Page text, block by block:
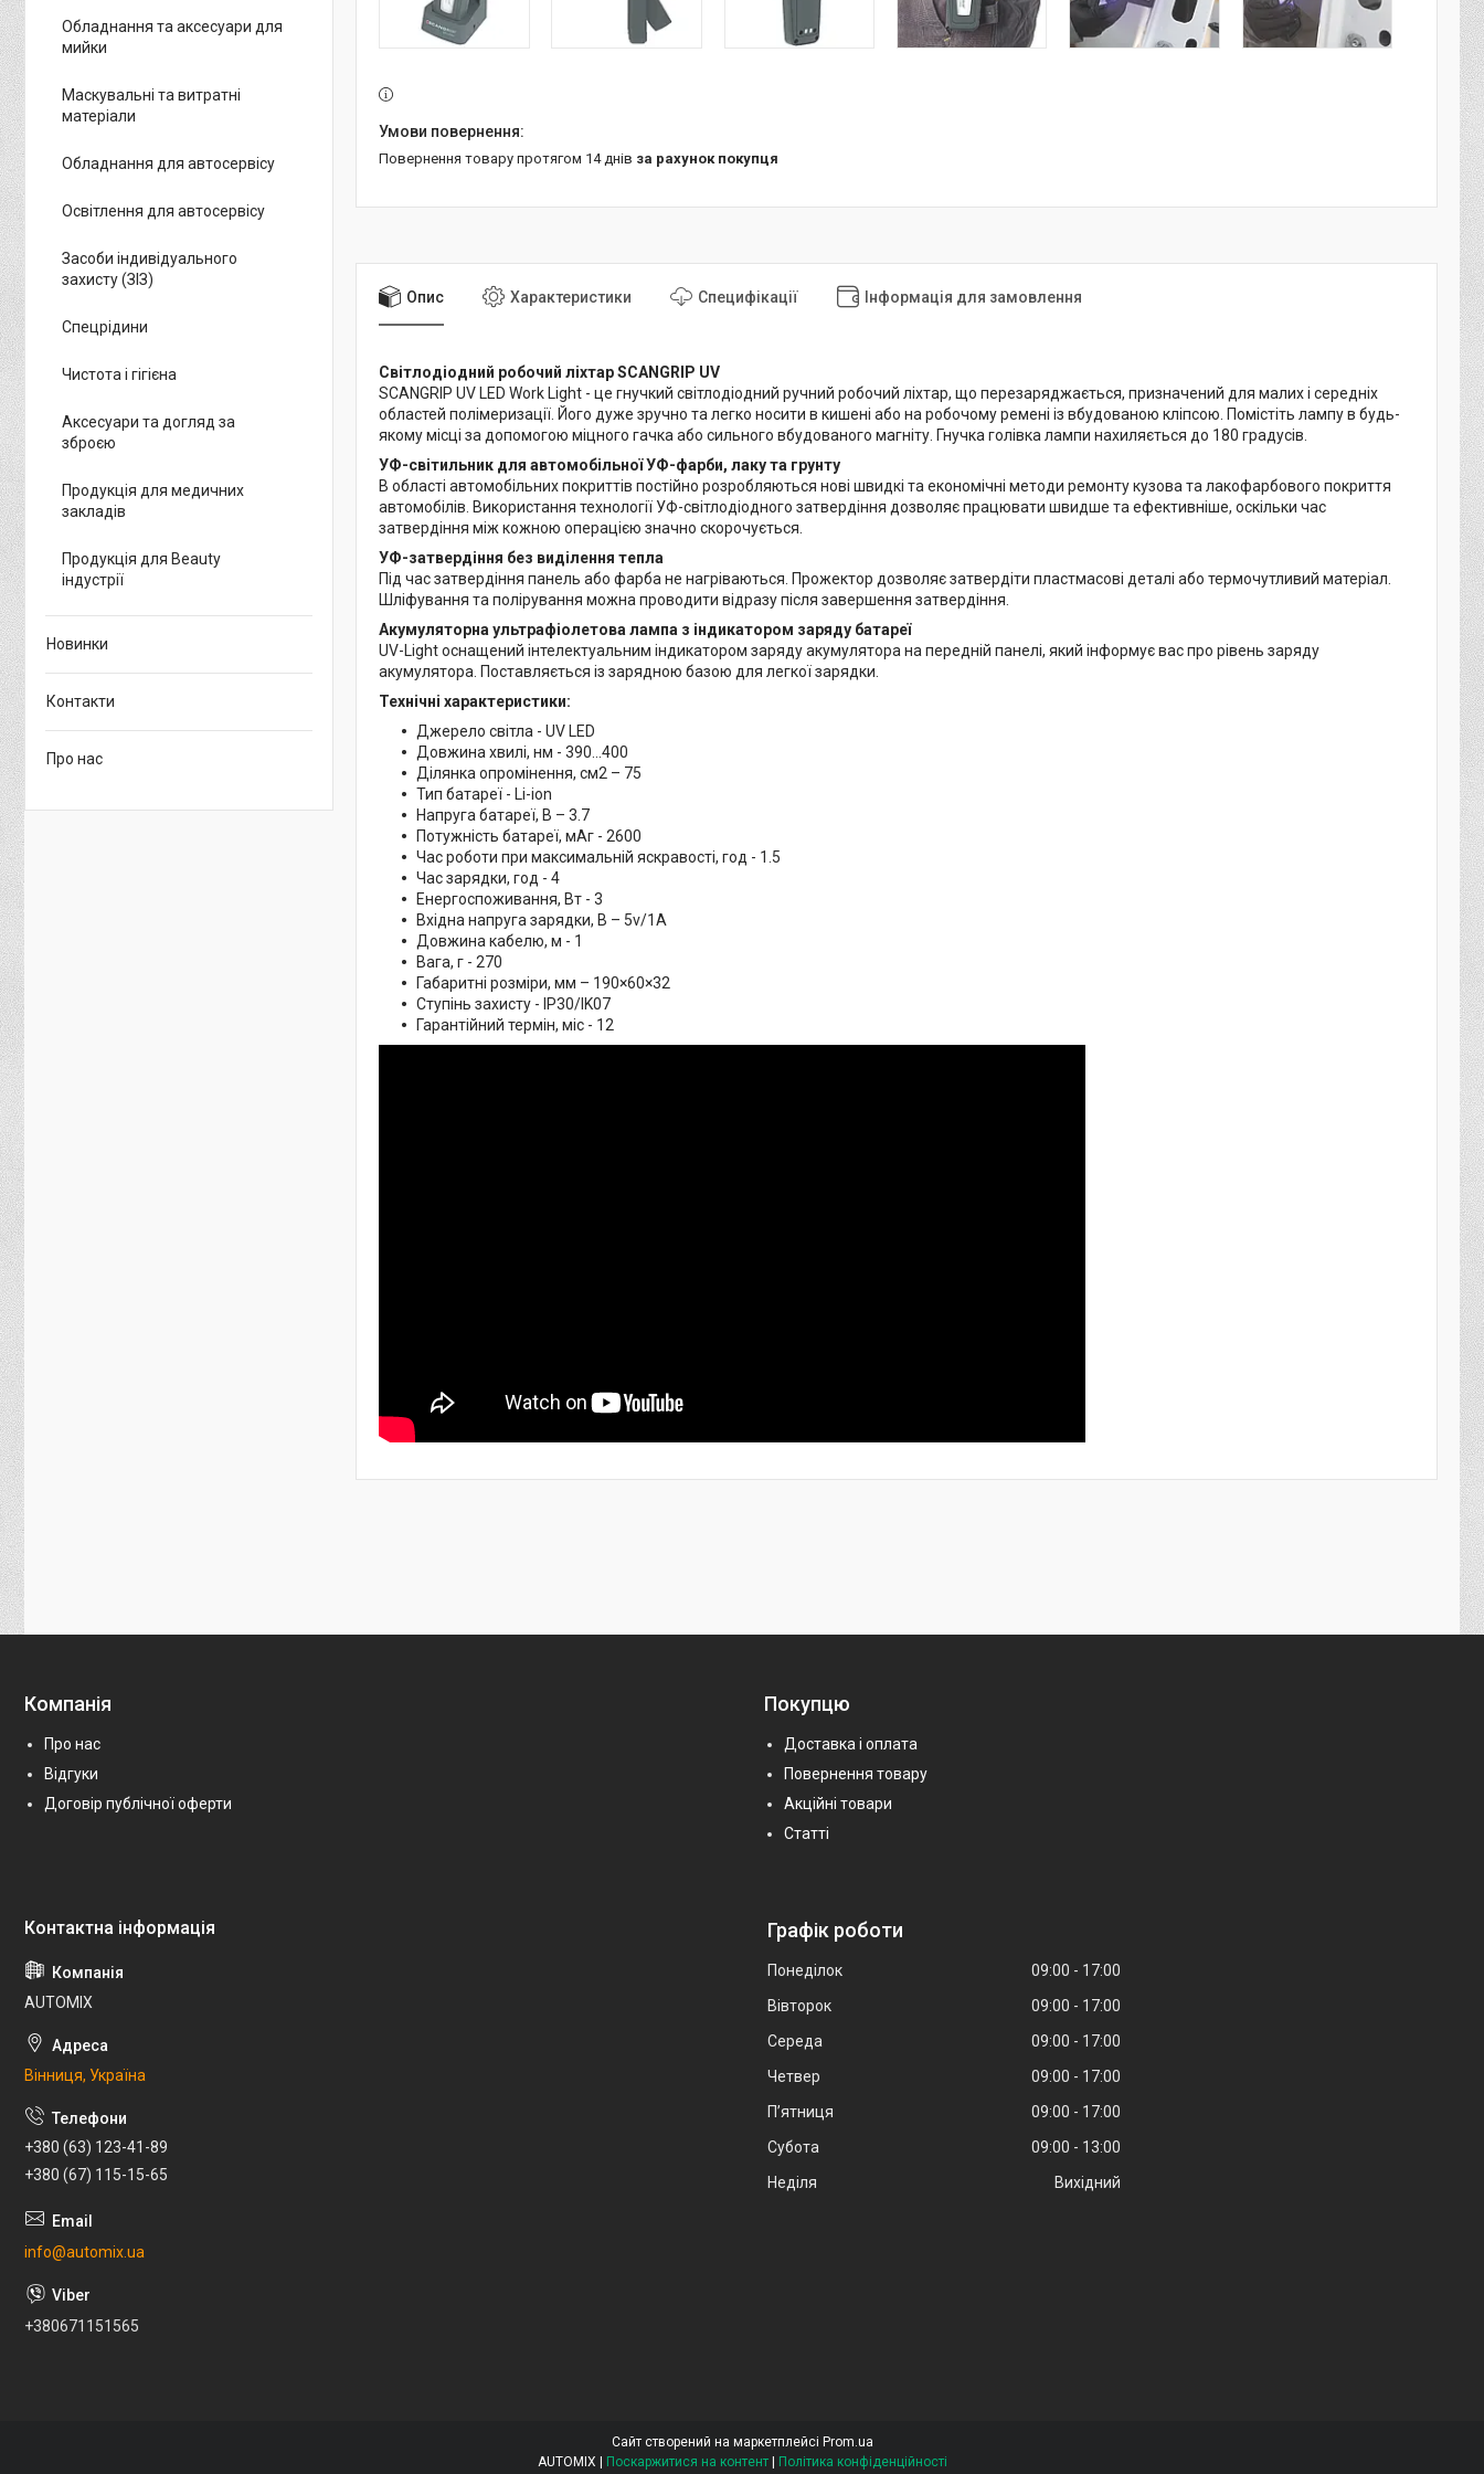
повернення товару протягом 14 днів за рахунок покупця
Опис Характеристики Специфікації Інформація для замовлення
Світлодіодний робочий ліхтар SCANGRIP UV
SCANGRIP UV LED Work Light - це гнучкий світлодіодний ручний робочий ліхтар, що перезаряджається, призначений для малих і середніх
областей полімеризації. Його дуже зручно та легко носити в кишені або на робочому ремені із вбудованою кліпсою. Помістіть лампу в будь-
якому місці за допомогою міцного гачка або сильного вбудованого магніту. Гнучка голівка лампи нахиляється до 180 градусів.
УФ-світильник для автомобільної УФ-фарби, лаку та грунту
В області автомобільних покриттів постійно розробляються нові швидкі та економічні методи ремонту кузова та лакофарбового покриття
автомобілів. Використання технології УФ-світлодіодного затвердіння дозволяє працювати швидше та ефективніше, оскільки час
затвердіння між кожною операцією значно скорочується.
УФ-затвердіння без виділення тепла
Під час затвердіння панель або фарба не нагріваються. Прожектор дозволяє затвердіти пластмасові деталі або термочутливий матеріал.
Шліфування та полірування можна проводити відразу після завершення затвердіння.
Акумуляторна ультрафіолетова лампа з індикатором заряду батареї
UV-Light оснащений інтелектуальним індикатором заряду акумулятора на передній панелі, який інформує вас про рівень заряду
акумулятора. Поставляється із зарядною базою для легкої зарядки.
Технічні характеристики:
Джерело світла - UV LED
Довжина хвилі, нм - 390...400
Ділянка опромінення, см2 – 75
Тип батареї - Li-ion
Напруга батареї, В – 3.7
Потужність батареї, мАг - 2600
Час роботи при максимальній яскравості, год - 1.5
Час зарядки, год - 4
Енергоспоживання, Вт - 3
Вхідна напруга зарядки, В – 5v/1A
Довжина кабелю, м - 1
Вага, г - 270
Габаритні розміри, мм – 190×60×32
Ступінь захисту - IP30/IK07
Гарантійний термін, міс - 12
Обладнання та аксесуари для
мийки
Маскувальні та витратні
матеріали
Обладнання для автосервісу
Освітлення для автосервісу
Засоби індивідуального
захисту (ЗІЗ)
Спецрідини
Чистота і гігієна
Аксесуари та догляд за
зброєю
Продукція для медичних
закладів
Продукція для Beauty
індустрії
Новинки
Контакти
Про нас
Компанія
Про нас
Відгуки
Договір публічної оферти
Покупцю
Доставка і оплата
Повернення товару
Акційні товари
Статті
AUTOMIX
Вінниця, Україна
+380 (63) 123-41-89
+380 (67) 115-15-65
info@automix.ua
+380671151565
Графік роботи
Понеділок 09:00
17:00
Вівторок
09:00
17:00
Середа
09:00
17:00
Четвер
09:00
17:00
Пʼятниця
09:00
17:00
Субота
09:00
13:00
Неділя
Вихідний
Сайт створений на маркетплейсі Prom.ua
Поскаржитися на контент Політика конфіденційності